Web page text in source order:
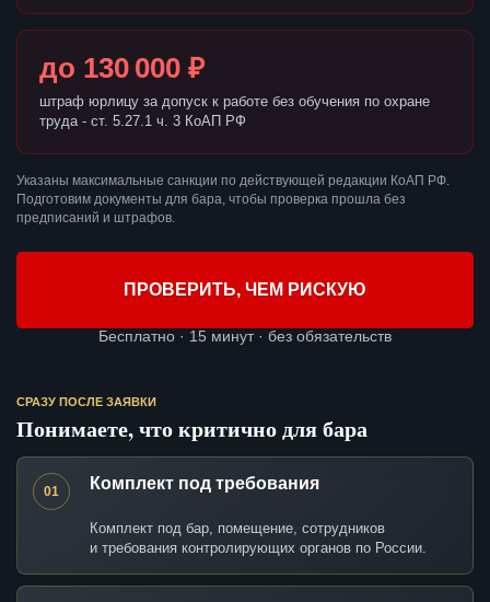
до 130 000 ₽
штраф юрлицу за допуск к работе без обучения по охране
труда - ст. 5.27.1 ч. 3 КоАП РФ
Указаны максимальные санкции по действующей редакции КоАП РФ.
Подготовим документы для бара, чтобы проверка прошла без
предписаний и штрафов.
ПРОВЕРИТЬ, ЧЕМ РИСКУЮ
Бесплатно · 15 минут · без обязательств
СРАЗУ ПОСЛЕ ЗАЯВКИ
Понимаете, что критично для бара
01 Комплект под требования
Комплект под бар, помещение, сотрудников
и требования контролирующих органов по России.